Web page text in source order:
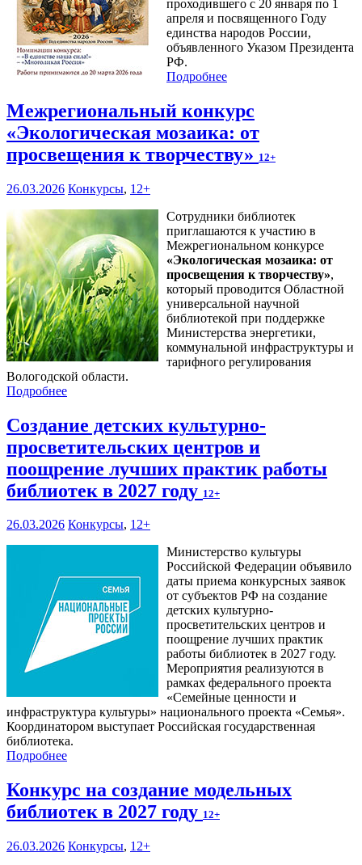
проходившего с 20 января по 1
апреля и посвященного Году
единства народов России,
объявленного Указом Президента
РФ.
Подробнее
Межрегиональный конкурс
«Экологическая мозаика: от
просвещения к творчеству» 12+
26.03.2026 Конкурсы, 12+
Сотрудники библиотек
приглашаются к участию в
Межрегиональном конкурсе
«Экологическая мозаика: от
просвещения к творчеству»,
который проводится Областной
универсальной научной
библиотекой при поддержке
Министерства энергетики,
коммунальной инфраструктуры и
тарифного регулирования
Вологодской области.
Подробнее
Создание детских культурно-
просветительских центров и
поощрение лучших практик работы
библиотек в 2027 году 12+
26.03.2026 Конкурсы, 12+
Министерство культуры
Российской Федерации объявило
даты приема конкурсных заявок
от субъектов РФ на создание
детских культурно-
просветительских центров и
поощрение лучших практик
работы библиотек в 2027 году.
Мероприятия реализуются в
рамках федерального проекта
«Семейные ценности и
инфраструктура культуры» национального проекта «Семья».
Координатором выступает Российская государственная
библиотека.
Подробнее
Конкурс на создание модельных
библиотек в 2027 году 12+
26.03.2026 Конкурсы, 12+